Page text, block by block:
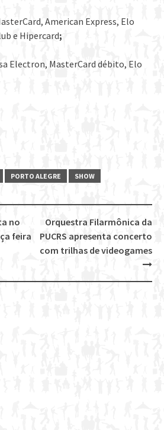
American Express, Elo
e Hipercard;
Electron, MasterCard débito, Elo
PORTO ALEGRE SHOW
Orquestra Filarmônica da
PUCRS apresenta concerto
com trilhas de videogames
no
feira